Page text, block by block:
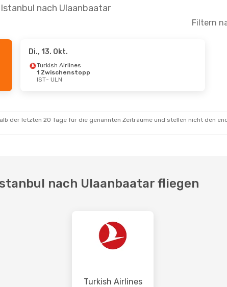
nach Ulaanbaatar
Filtern
Di., 13. Okt.
Turkish Airlines
1 Zwischenstopp
IST- ULN
der letzten 20 Tage für die genannten Zeiträume und stellen nicht den
nach Ulaanbaatar fliegen
Turkish Airlines